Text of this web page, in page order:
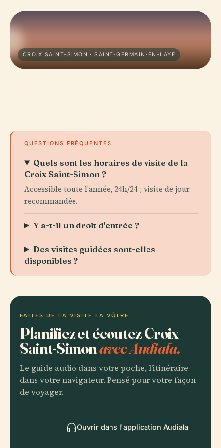
CROIX SAINT-SIMON · SAINT-GERMAIN-EN-LAYE
QUESTIONS FRÉQUENTES
Quels sont les horaires de visite de la
Croix Saint-Simon ?
Accessible toute l'année, 24h/24 ; visite de jour
recommandée.
Y a-t-il un droit d'entrée ?
Des visites guidées sont-elles
disponibles ?
FAITES DE LA VISITE LA VÔTRE
Planifiez et écoutez Croix
Saint-Simonavec Audiala.
Le guide audio dans votre poche, l'itinéraire
dans votre navigateur. Pensé pour votre façon
de voyager.
Ouvrir dans l'application Audiala